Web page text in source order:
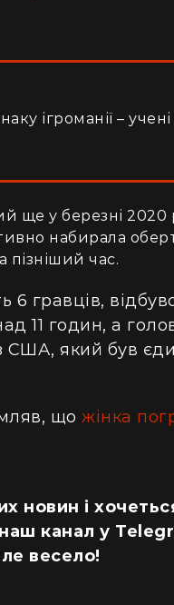
ігроманії – учені
ще у березні 2020
набирала
пізніший час.
гравців,
11 годин, а
США, який був
що жінка
новин і
канал у
весело!